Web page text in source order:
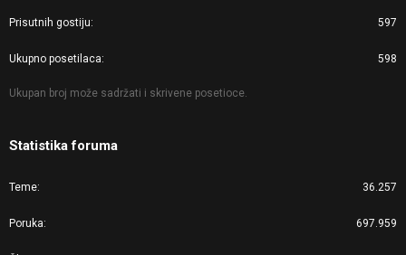
Prisutnih gostiju 597
Ukupno posetilaca 598
Ukupan broj može sadržati i skrivene posetioce.
Statistika foruma
Teme 36.257
Poruka 697.959